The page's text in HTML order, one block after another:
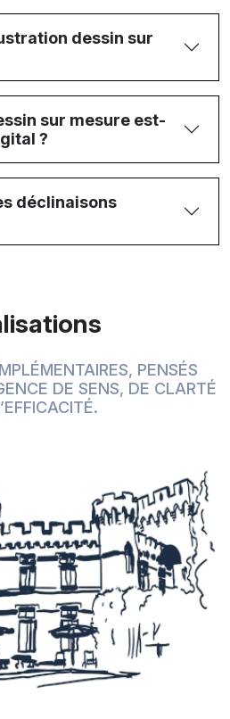
dessin sur
sur mesure est-
?
déclinaisons
PENSÉS
DE SENS, DE CLARTÉ